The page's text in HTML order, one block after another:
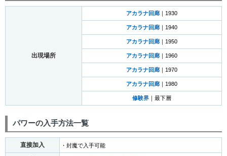
出現場所
アカラナ回廊 ｜1930
アカラナ回廊 ｜1940
アカラナ回廊 ｜1950
アカラナ回廊 ｜1960
アカラナ回廊 ｜1970
アカラナ回廊 ｜1980
修験界 ｜最下層
パワーの入手方法一覧
直接加入 ・封魔で入手可能